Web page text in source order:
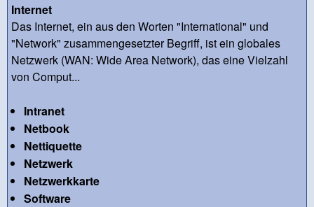
Internet
Das Internet, ein aus den Worten "International" und
"Network" zusammengesetzter Begriff, ist ein globales
Netzwerk (WAN: Wide Area Network), das eine Vielzahl
von Comput...
Intranet
Netbook
Nettiquette
Netzwerk
Netzwerkkarte
Software